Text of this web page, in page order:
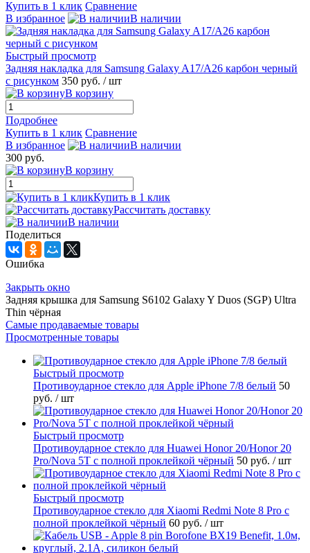
Купить в 1 клик Сравнение
В избранное
В наличии
Быстрый просмотр
Задняя накладка для Samsung Galaxy A17/A26 карбон черный
с рисунком 350 руб. / шт
В корзину
Подробнее
Купить в 1 клик Сравнение
В избранное
В наличии
300 руб.
В корзину
Купить в 1 клик
Рассчитать доставку
В наличии
Поделиться
Ошибка
Закрыть окно
Задняя крышка для Samsung S6102 Galaxy Y Duos (SGP) Ultra
Thin чёрная
Самые продаваемые товары
Просмотренные товары
Быстрый просмотр
Противоударное стекло для Apple iPhone 7/8 белый 50
руб. / шт
Быстрый просмотр
Противоударное стекло для Huawei Honor 20/Honor 20
Pro/Nova 5T с полной проклейкой чёрный 50 руб. / шт
Быстрый просмотр
Противоударное стекло для Xiaomi Redmi Note 8 Pro с
полной проклейкой чёрный 60 руб. / шт